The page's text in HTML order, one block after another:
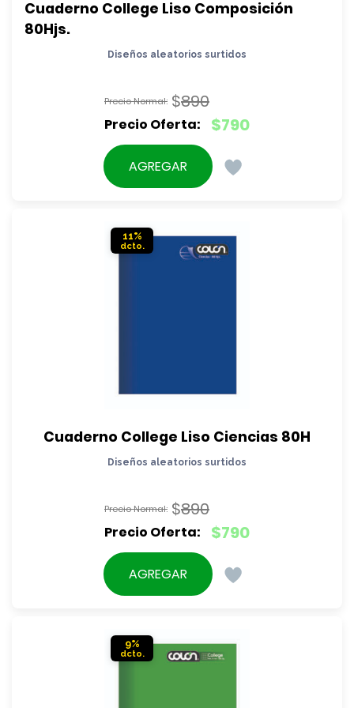
Cuaderno College Liso Composición
80Hjs.
Diseños aleatorios surtidos
$890
El
precio
original
$790
El
precio
actual
AGREGAR
11%
Cuaderno College Liso Ciencias 80H
Diseños aleatorios surtidos
$890
El
precio
original
$790
El
precio
actual
AGREGAR
9%